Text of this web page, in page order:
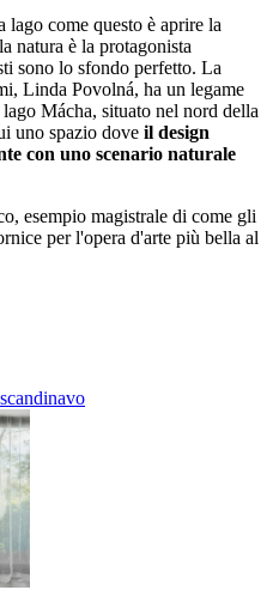
lago come questo è aprire la
natura è la protagonista
sono lo sfondo perfetto. La
Linda Povolná, ha un legame
Mácha, situato nel nord della
uno spazio dove il design
con uno scenario naturale
esempio magistrale di come gli
per l'opera d'arte più bella al